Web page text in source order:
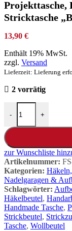
Projekttasche,
Stricktasche
13,90 €
Enthält 19% MwSt.
zzgl. Versand
Lieferzeit: Lieferung
2 vorrätig
- +
zur Wunschliste
Artikelnummer:
Kategorien:
Nadelgaragen &
Schlagwörter:
Häkelbeutel,
Handmade Tasche,
Strickbeutel,
Tasche, Wollbeutel